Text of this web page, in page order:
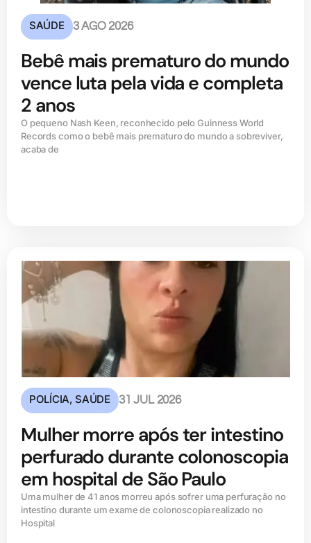
SAÚDE 3 AGO 2026
Bebê mais prematuro do mundo
vence luta pela vida e completa
2 anos
O pequeno Nash Keen, reconhecido pelo Guinness World
Records como o bebê mais prematuro do mundo a sobreviver,
acaba de
POLÍCIA,SAÚDE 31 JUL 2026
Mulher morre após ter intestino
perfurado durante colonoscopia
em hospital de São Paulo
Uma mulher de 41 anos morreu após sofrer uma perfuração no
intestino durante um exame de colonoscopia realizado no
Hospital